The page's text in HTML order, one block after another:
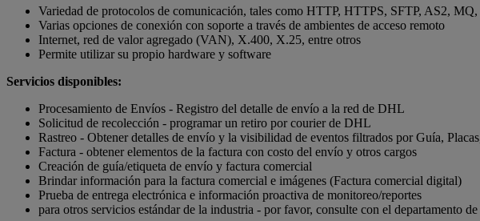
Variedad de protocolos de comunicación, tales como HTTP, HTTPS, SFTP, AS2, MQ,
Varias opciones de conexión con soporte a través de ambientes de acceso remoto
Internet, red de valor agregado (VAN), X.400, X.25, entre otros
Permite utilizar su propio hardware y software
Servicios disponibles:
Procesamiento de Envíos - Registro del detalle de envío a la red de DHL
Solicitud de recolección - programar un retiro por courier de DHL
Rastreo - Obtener detalles de envío y la visibilidad de eventos filtrados por Guía,
Factura - obtener elementos de la factura con costo del envío y otros cargos
Creación de guía/etiqueta de envío y factura comercial
Brindar información para la factura comercial e imágenes (Factura comercial digital)
Prueba de entrega electrónica e información proactiva de monitoreo/reportes
para otros servicios estándar de la industria - por favor, consulte con el departamento